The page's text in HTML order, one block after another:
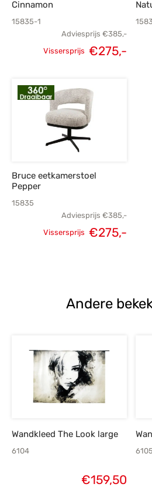
Cinnamon
15835-1
Adviesprijs €385,-
€385,-.
Vissersprijs €275,-
Bruce eetkamerstoel
Pepper
15835
Adviesprijs €385,-
Vissersprijs €275,-
Andere
Wandkleed The Look large
6104
€159,50
6105